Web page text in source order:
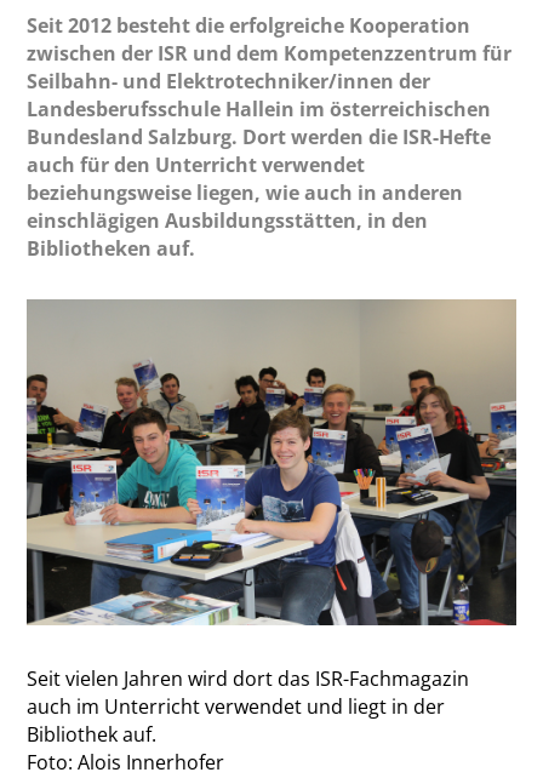
Seit 2012 besteht die erfolgreiche Kooperation
zwischen der ISR und dem Kompetenzzentrum für
Seilbahn- und Elektrotechniker/innen der
Landesberufsschule Hallein im österreichischen
Bundesland Salzburg. Dort werden die ISR-Hefte
auch für den Unterricht verwendet
beziehungsweise liegen, wie auch in anderen
einschlägigen Ausbildungsstätten, in den
Bibliotheken auf.
Seit vielen Jahren wird dort das ISR-Fachmagazin
auch im Unterricht verwendet und liegt in der
Bibliothek auf.
Foto: Alois Innerhofer